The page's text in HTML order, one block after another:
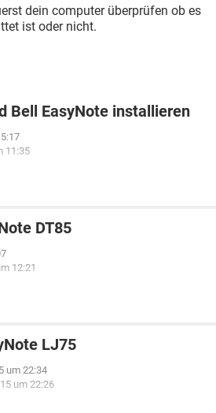
dein computer überprüfen ob es
ist oder nicht.
Bell EasyNote installieren
11:35
DT85
12:21
LJ75
um 22:34
um 22:26